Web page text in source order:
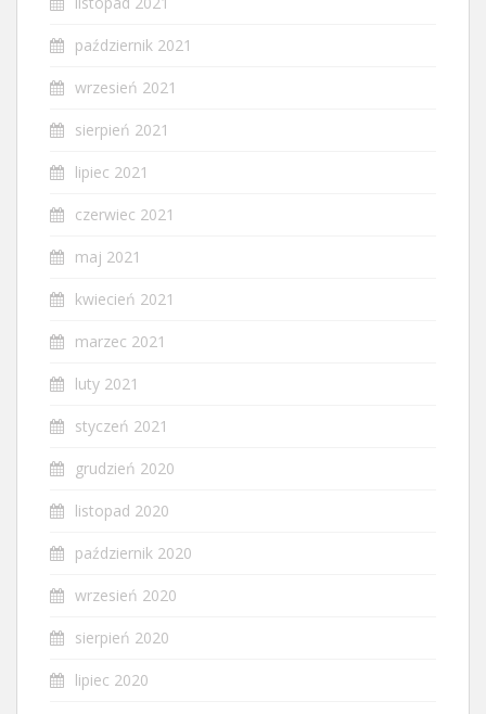
październik 2021
wrzesień 2021
sierpień 2021
lipiec 2021
czerwiec 2021
maj 2021
kwiecień 2021
marzec 2021
luty 2021
styczeń 2021
grudzień 2020
listopad 2020
październik 2020
wrzesień 2020
sierpień 2020
lipiec 2020